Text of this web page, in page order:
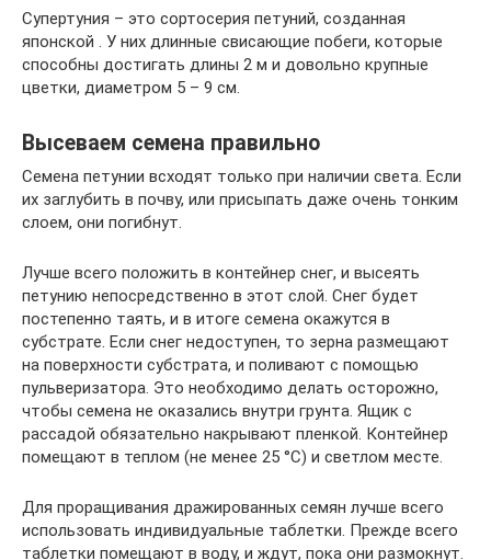
Супертуния – это сортосерия петуний, созданная
японской . У них длинные свисающие побеги, которые
способны достигать длины 2 м и довольно крупные
цветки, диаметром 5 – 9 см.
Высеваем семена правильно
Семена петунии всходят только при наличии света. Если
их заглубить в почву, или присыпать даже очень тонким
слоем, они погибнут.
Лучше всего положить в контейнер снег, и высеять
петунию непосредственно в этот слой. Снег будет
постепенно таять, и в итоге семена окажутся в
субстрате. Если снег недоступен, то зерна размещают
на поверхности субстрата, и поливают с помощью
пульверизатора. Это необходимо делать осторожно,
чтобы семена не оказались внутри грунта. Ящик с
рассадой обязательно накрывают пленкой. Контейнер
помещают в теплом (не менее 25 °С) и светлом месте.
Для проращивания дражированных семян лучше всего
использовать индивидуальные таблетки. Прежде всего
таблетки помещают в воду, и ждут, пока они размокнут.